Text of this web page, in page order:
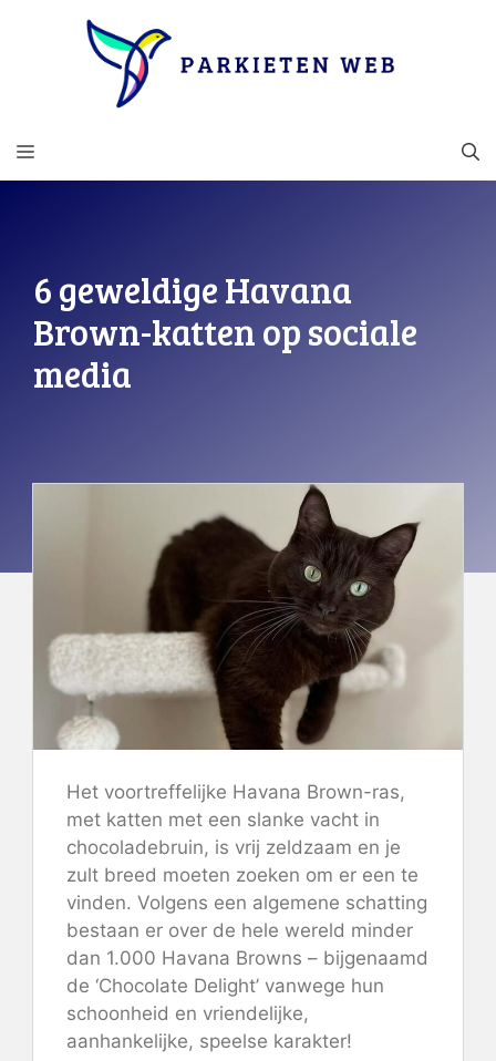
MENU
6 geweldige Havana
Brown-katten op sociale
media
Het voortreffelijke Havana Brown-ras,
met katten met een slanke vacht in
chocoladebruin, is vrij zeldzaam en je
zult breed moeten zoeken om er een te
vinden. Volgens een algemene schatting
bestaan ​​er over de hele wereld minder
dan 1.000 Havana Browns – bijgenaamd
de ‘Chocolate Delight’ vanwege hun
schoonheid en vriendelijke,
aanhankelijke, speelse karakter!